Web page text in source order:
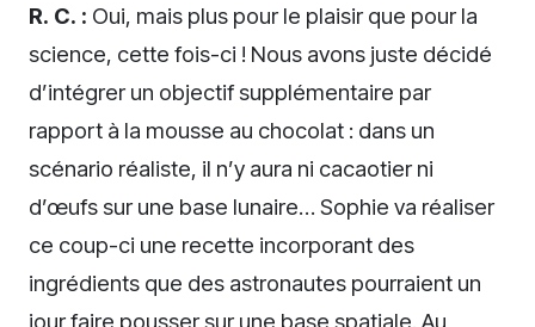
R. C. : Oui, mais plus pour le plaisir que pour la
science, cette fois-ci ! Nous avons juste décidé
d’intégrer un objectif supplémentaire par
rapport à la mousse au chocolat : dans un
scénario réaliste, il n’y aura ni cacaotier ni
d’œufs sur une base lunaire… Sophie va réaliser
ce coup-ci une recette incorporant des
ingrédients que des astronautes pourraient un
jour faire pousser sur une base spatiale. Au